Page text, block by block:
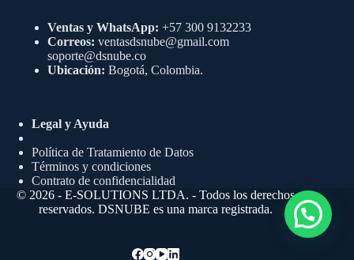
Ventas y WhatsApp: +57 300 9132233
Correos: ventasdsnube@gmail.com
soporte@dsnube.co
Ubicación: Bogotá, Colombia.
Legal y Ayuda
Política de Tratamiento de Datos
Términos y condiciones
Contrato de confidencialidad
© 2026 - E-SOLUTIONS LTDA. - Todos los derechos
reservados. DSNUBE es una marca registrada.